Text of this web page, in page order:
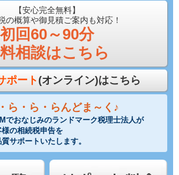
【安心完全無料】
の概算や御見積ご案内も対応！
初回60～90分
相談はこちら
ポート(オンライン)はこちら
ら・ら・らんどま～く♪
でおなじみのランドマーク税理士法人が
様の相続税申告を
サポートいたします。